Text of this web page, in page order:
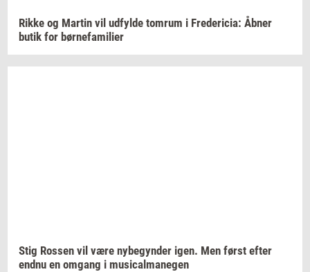
Rikke og Mar­tin vil ud­fyl­de tom­rum i Fre­de­ri­cia: Åbner
butik for bør­ne­fa­mi­li­er
Stig Ros­sen vil være ny­be­gyn­der igen. Men først efter
endnu en om­gang i mu­si­cal­ma­ne­gen